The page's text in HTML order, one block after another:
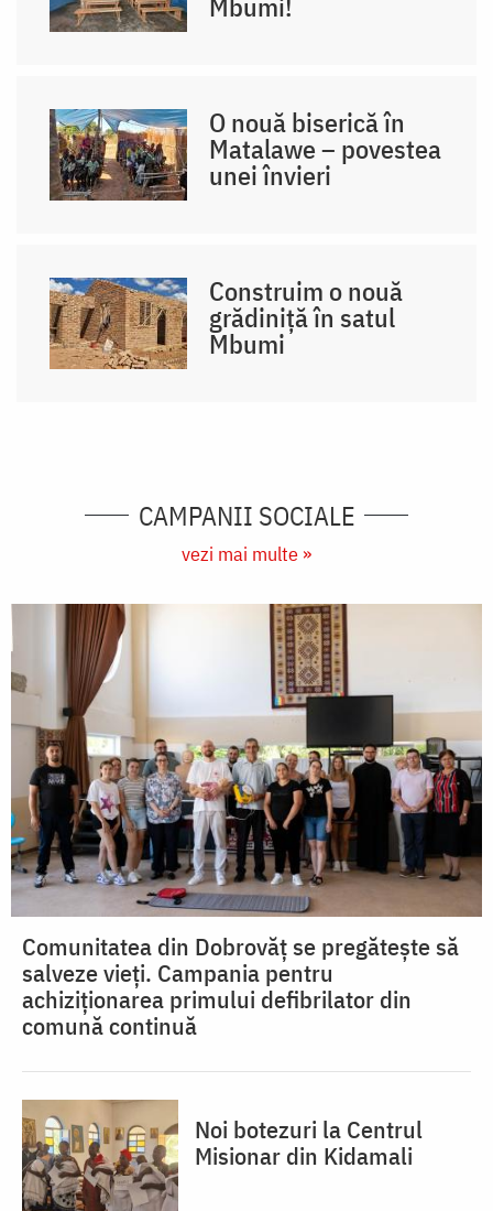
O nouă biserică în
Matalawe – povestea
unei învieri
Construim o nouă
grădiniță în satul
Mbumi
CAMPANII SOCIALE
vezi mai multe »
Comunitatea din Dobrovăț se pregătește să
salveze vieți. Campania pentru
achiziționarea primului defibrilator din
comună continuă
Noi botezuri la Centrul
Misionar din Kidamali